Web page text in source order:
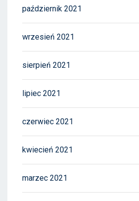
październik 2021
wrzesień 2021
sierpień 2021
lipiec 2021
czerwiec 2021
kwiecień 2021
marzec 2021